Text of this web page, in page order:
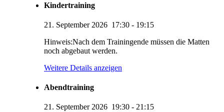
Kindertraining
21. September 2026 17:30 - 19:15
Hinweis:Nach dem Trainingende müssen die Matten
noch abgebaut werden.
Weitere Details anzeigen
Abendtraining
21. September 2026 19:30 - 21:15